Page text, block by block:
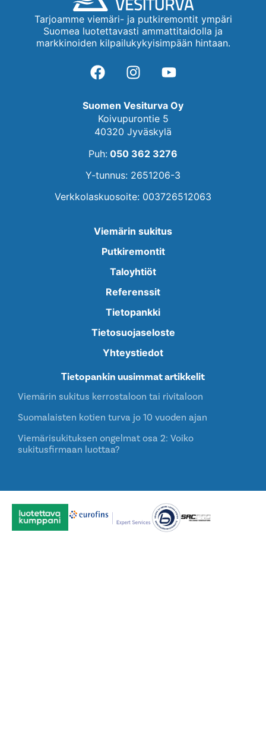
Tarjoamme viemäri- ja putkiremontit ympäri
Suomea luotettavasti ammattitaidolla ja
markkinoiden kilpailukykyisimpään hintaan.
Suomen Vesiturva Oy
Koivupurontie 5
40320 Jyväskylä
Puh: 050 362 3276
Y-tunnus: 2651206-3
Verkkolaskuosoite: 003726512063
Viemärin sukitus
Putkiremontit
Taloyhtiöt
Referenssit
Tietopankki
Tietosuojaseloste
Yhteystiedot
Tietopankin uusimmat artikkelit
Viemärin sukitus kerrostaloon tai rivitaloon
Suomalaisten kotien turva jo 10 vuoden ajan
Viemärisukituksen ongelmat osa 2: Voiko
sukitusfirmaan luottaa?